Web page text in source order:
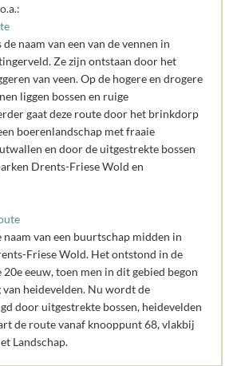
naam van een van de vennen in
Ze zijn ontstaan door het
van veen. Op de hogere en drogere
liggen bossen en ruige
gaat deze route door het brinkdorp
boerenlandschap met fraaie
en door de uitgestrekte bossen
Drents-Friese Wold en
van een buurtschap midden in
Friese Wold. Het ontstond in de
eeuw, toen men in dit gebied begon
heidevelden. Nu wordt de
door uitgestrekte bossen, heidevelden
de route vanaf knooppunt 68, vlakbij
Landschap.